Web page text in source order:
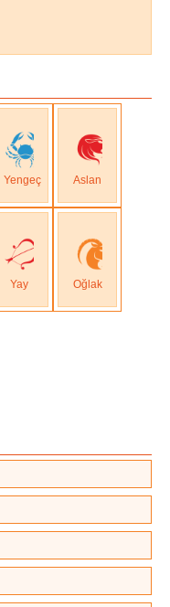
Yengeç Aslan
Yay Oğlak